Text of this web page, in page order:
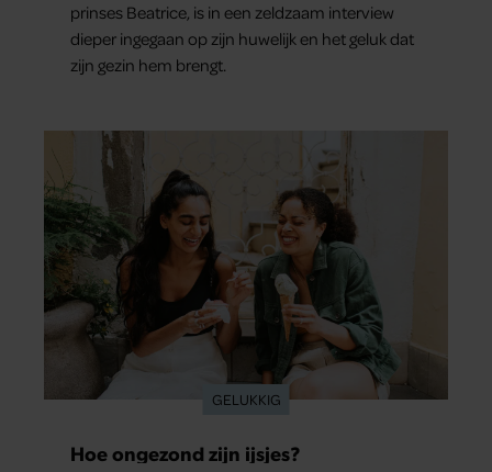
prinses Beatrice, is in een zeldzaam interview
dieper ingegaan op zijn huwelijk en het geluk dat
zijn gezin hem brengt.
GELUKKIG
Hoe ongezond zijn ijsjes?